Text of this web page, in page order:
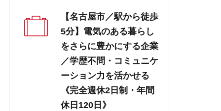
【名古屋市／駅から徒歩
5分】電気のある暮らし
をさらに豊かにする企業
／学歴不問・コミュニケ
ーション力を活かせる
《完全週休2日制・年間
休日120日》